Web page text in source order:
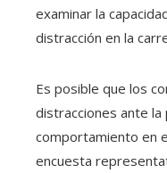
examinar la
distracción en la
Es posible que los
distracciones ante la
comportamiento en
encuesta